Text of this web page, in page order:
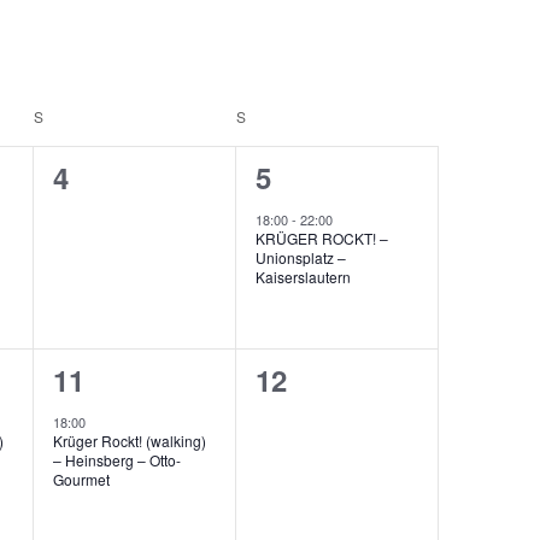
S S
0
Veranstaltungen,
4
1
Veranstaltung,
5
18:00-22:00
KRÜGER ROCKT! –
Unionsplatz –
Kaiserslautern
1
Veranstaltung,
11
18:00
Krüger Rockt! (walking)
– Heinsberg – Otto-
Gourmet
0
12